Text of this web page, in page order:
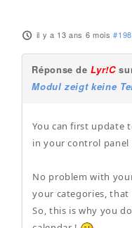
il y a 13 ans 6 mois
Réponse deLyr!C
Modul zeigt keine
You can first update
in your control
No problem with
your categories, that
So, this is why you